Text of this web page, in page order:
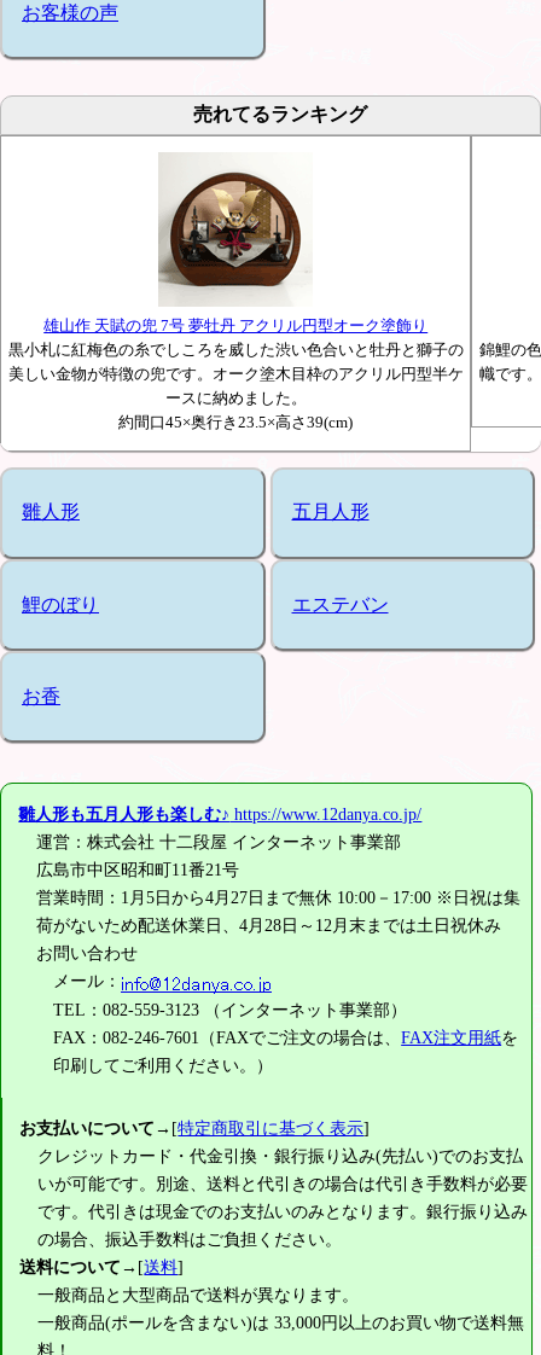
お客様の声
売れてるランキング
雄山作 天賦の兜 7号 夢牡丹 アクリル円型オーク塗飾り
黒小札に紅梅色の糸でしころを威した渋い色合いと牡丹と獅子の
美しい金物が特徴の兜です。オーク塗木目枠のアクリル円型半ケ
ースに納めました。
約間口45×奥行き23.5×高さ39(cm)
錦鯉の
幟です
雛人形 五月人形
鯉のぼり エステバン
お香
雛人形も五月人形も楽しむ♪ https://www.12danya.co.jp/
運営：株式会社 十二段屋 インターネット事業部
広島市中区昭和町11番21号
営業時間：1月5日から4月27日まで無休 10:00－17:00 ※日祝は集
荷がないため配送休業日、4月28日～12月末までは土日祝休み
お問い合わせ
メール：
TEL：082-559-3123 （インターネット事業部）
FAX：082-246-7601（FAXでご注文の場合は、FAX注文用紙を
印刷してご利用ください。）
お支払いについて→[特定商取引に基づく表示]
クレジットカード・代金引換・銀行振り込み(先払い)でのお支払
いが可能です。別途、送料と代引きの場合は代引き手数料が必要
です。代引きは現金でのお支払いのみとなります。銀行振り込み
の場合、振込手数料はご負担ください。
送料について→[送料]
一般商品と大型商品で送料が異なります。
一般商品(ポールを含まない)は 33,000円 以上のお買い物で送料無
料！